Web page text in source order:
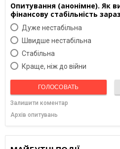
Опитування (анонімне). Як
фінансову стабільність
Дуже нестабільна
Швидше нестабільна
Cтабільна
Краще, ніж до війни
ГОЛОСОВАТЬ
Залишити коментар
Архів опитувань